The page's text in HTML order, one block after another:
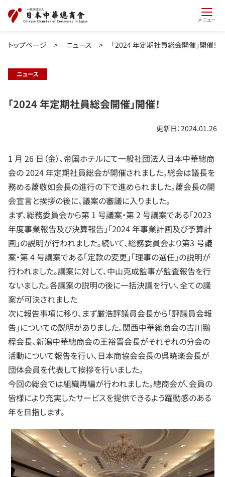
メニュー
トップページ > ニュース > 「2024 年定期社員総会開催」開催！
ニュース
「2024 年定期社員総会開催」開催！
更新日：2024.01.26
1 月 26 日（金）、帝国ホテルにて一般社団法人日本中華總商
会の 2024 年定期社員総会が開催されました。総会は議長を
務める䔥敬如会長の進行の下で進められました。䔥会長の開
会宣言と挨拶の後に、議案の審議に入りました。
まず、総務委員会から第 1 号議案・第 2 号議案である「2023
年度事業報告及び決算報告」「2024 年事業計画及び予算計
画」の説明が行われました。続いて、総務委員会より第3 号議
案・第 4 号議案である「定款の変更」「理事の選任」の説明が
行われました。議案に対して、中山克成監事が監査報告を行
ないました。各議案の説明の後に一括決議を行い、全ての議
案が可決されました
次に報告事項に移り、まず厳浩評議員会長から「評議員会報
告」についての説明がありました。関西中華總商会の古川鵬
程会長、新潟中華總商会の王裕晋会長がそれぞれの分会の
活動について報告を行い、日本商協会会長の呉暁楽会長が
団体会員を代表して挨拶を行いました。
今回の総会では組織再編が行われました。總商会が、会員の
皆様により充実したサービスを提供できるよう躍動感のある
年を目指します。